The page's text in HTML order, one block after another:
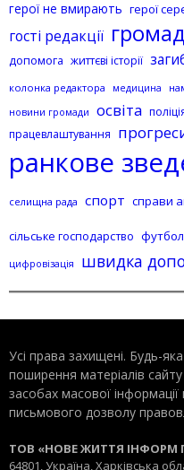
герої не вмирають герої
гості редакції
допомога життєві історії
колонка редактора
медицина
новини громади освіта
працевлаштування
ранкове
селищна рада спорт справи
сільське господарство футбол
цифровізація швидка
Усі права захищені. Будь-
поширення матеріалів
засобах масової
письмового дозволу
ТОВ «НОВЕ ЖИТТЯ ІНФОРМ
64801, Україна, Харківська